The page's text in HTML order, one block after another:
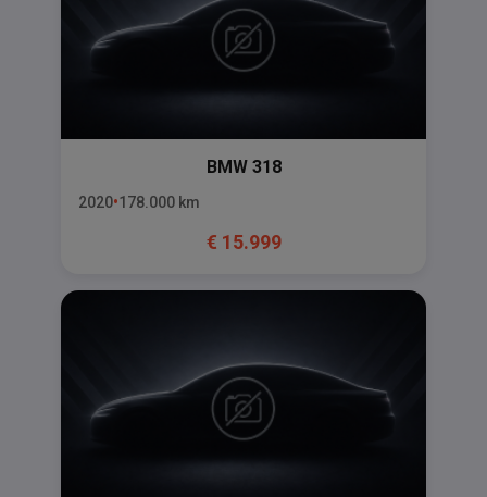
BMW 318
2020 178.000 km
€ 15.999